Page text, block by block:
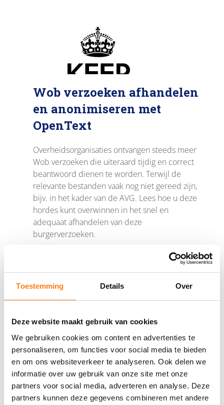
Toestemming Details Over
Deze website maakt gebruik van cookies
We gebruiken cookies om content en advertenties te
personaliseren, om functies voor social media te bieden
en om ons websiteverkeer te analyseren. Ook delen we
informatie over uw gebruik van onze site met onze
partners voor social media, adverteren en analyse. Deze
partners kunnen deze gegevens combineren met andere
Wob verzoeken afhandelen
en anonimiseren met
OpenText
Overheidsorganisaties ontvangen steeds meer
Wob verzoeken die uiteraard tijdig en correct
beantwoord dienen te worden. Terwijl de
relevante bestanden vaak nog niet gereed zijn,
bijv. in het kader van de AVG. Lees hoe u deze
hordes kunt overwinnen in het snel en
adequaat afhandelen van deze
burgerverzoeken.
BEKIJK
OpenText leider in
Forrester Wave: Deep
Digital Process Automation